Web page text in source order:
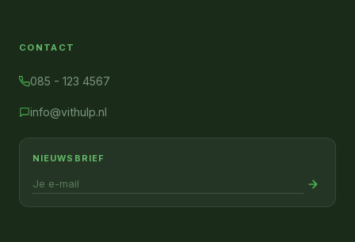
CONTACT
085 - 123 4567
info@vithulp.nl
NIEUWSBRIEF